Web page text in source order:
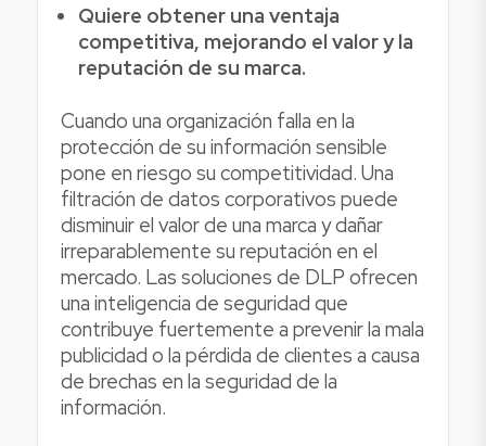
Quiere obtener una ventaja
competitiva, mejorando el valor y la
reputación de su marca.
Cuando una organización falla en la
protección de su información sensible
pone en riesgo su competitividad. Una
filtración de datos corporativos puede
disminuir el valor de una marca y dañar
irreparablemente su reputación en el
mercado. Las soluciones de DLP ofrecen
una inteligencia de seguridad que
contribuye fuertemente a prevenir la mala
publicidad o la pérdida de clientes a causa
de brechas en la seguridad de la
información.